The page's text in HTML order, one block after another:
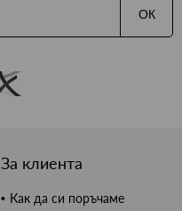
ОК
За клиента
Как да си поръчаме